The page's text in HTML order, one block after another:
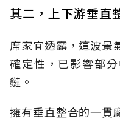
其二，上下游垂直
席家宜透露，這波景
確定性，已影響部
鏈。
擁有垂直整合的一貫